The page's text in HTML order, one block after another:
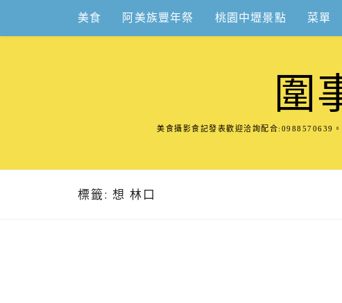
content
美食 阿美族豐年祭 桃園中壢景點 菜單
圍
美食攝影食記發表歡迎洽詢配合:0988570639
標籤: 想 林口